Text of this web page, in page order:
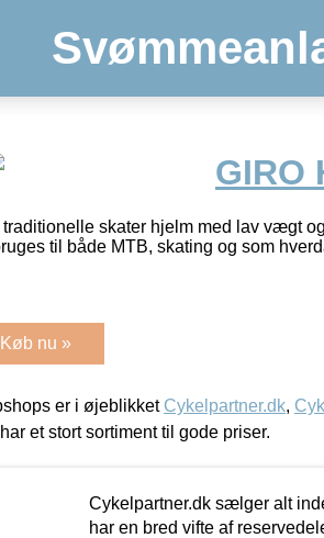
GIRO
skater hjelm med lav vægt
til både MTB, skating og som
Køb nu »
er i øjeblikket Cykelpartner.dk,
et stort sortiment til gode priser.
Cykelpartner.dk sælger alt
har en bred vifte af